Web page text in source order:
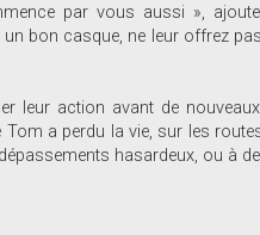
par vous aussi »,
bon casque, ne leur offrez
leur action avant de
a perdu la vie, sur les
hasardeux, ou à